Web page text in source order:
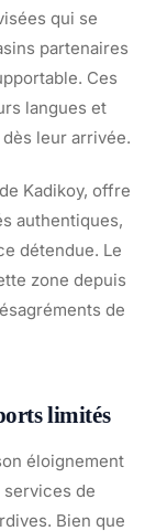
qui se
partenaires
Ces
langues et
leur arrivée.
Kadikoy, offre
authentiques,
détendue. Le
zone depuis
de
limités
éloignement
de
Bien que